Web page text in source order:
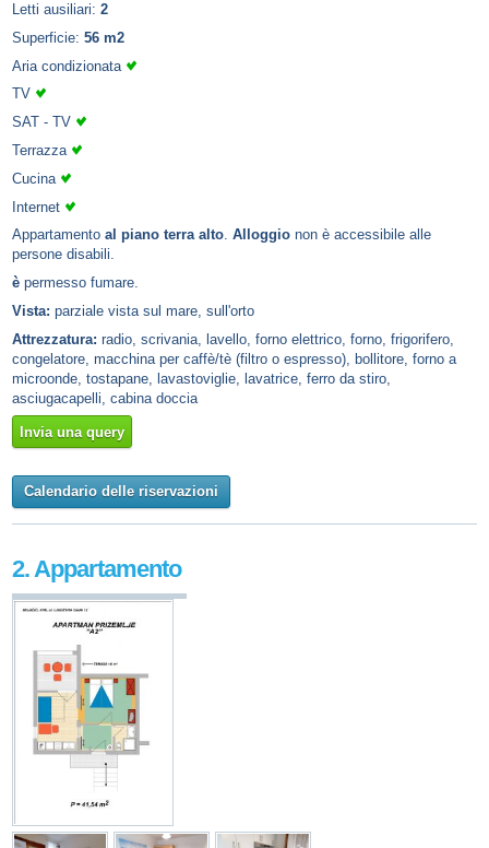
Letti ausiliari: 2
Superficie: 56 m2
Aria condizionata
TV
SAT - TV
Terrazza
Cucina
Internet
Appartamento al piano terra alto. Alloggio non è accessibile alle
persone disabili.
è permesso fumare.
Vista: parziale vista sul mare, sull'orto
Attrezzatura: radio, scrivania, lavello, forno elettrico, forno, frigorifero,
congelatore, macchina per caffè/tè (filtro o espresso), bollitore, forno a
microonde, tostapane, lavastoviglie, lavatrice, ferro da stiro,
asciugacapelli, cabina doccia
Invia una query
Calendario delle riservazioni
2. Appartamento